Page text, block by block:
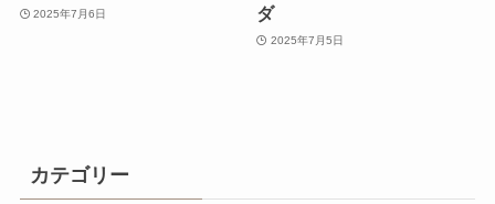
2025年7月6日
ダ
2025年7月5日
カテゴリー